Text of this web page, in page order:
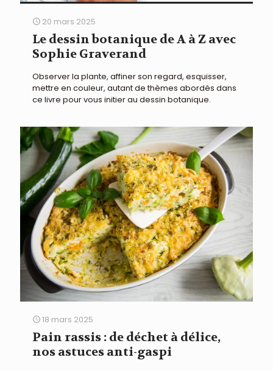
20 mars 2025
Le dessin botanique de A à Z avec
Sophie Graverand
Observer la plante, affiner son regard, esquisser,
mettre en couleur, autant de thèmes abordés dans
ce livre pour vous initier au dessin botanique.
18 mars 2025
Pain rassis : de déchet à délice,
nos astuces anti-gaspi